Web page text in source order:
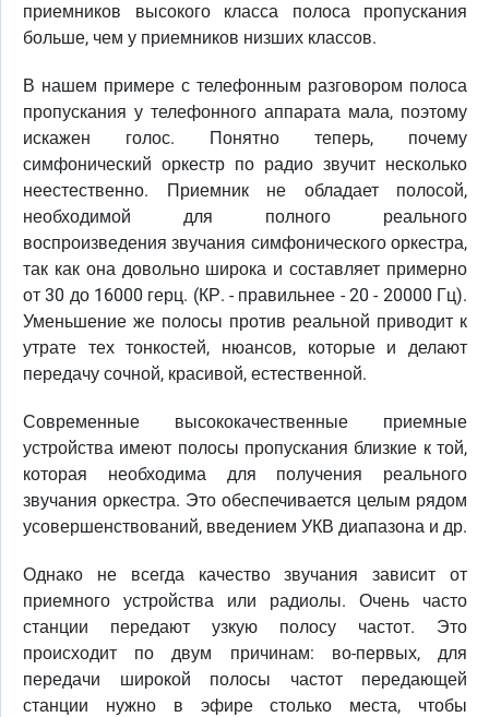
приемников высокого класса полоса пропускания
больше, чем у приемников низших классов.
В нашем примере с телефонным разговором полоса
пропускания у телефонного аппарата мала, поэтому
искажен голос. Понятно теперь, почему
симфонический оркестр по радио звучит несколько
неестественно. Приемник не обладает полосой,
необходимой для полного реального
воспроизведения звучания симфонического оркестра,
так как она довольно широка и составляет примерно
от 30 до 16000 герц. (КР. - правильнее - 20 - 20000 Гц).
Уменьшение же полосы против реальной приводит к
утрате тех тонкостей, нюансов, которые и делают
передачу сочной, красивой, естественной.
Современные высококачественные приемные
устройства имеют полосы пропускания близкие к той,
которая необходима для получения реального
звучания оркестра. Это обеспечивается целым рядом
усовершенствований, введением УКВ диапазона и др.
Однако не всегда качество звучания зависит от
приемного устройства или радиолы. Очень часто
станции передают узкую полосу частот. Это
происходит по двум причинам: во-первых, для
передачи широкой полосы частот передающей
станции нужно в эфире столько места, чтобы